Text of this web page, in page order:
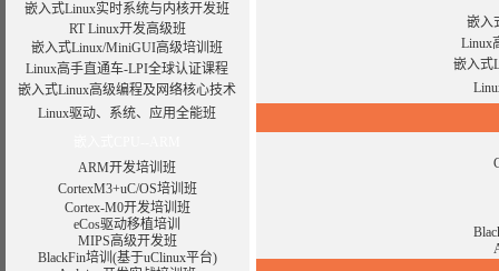
嵌入式Linux实时系统与内核开发班
RT Linux开发高级班
嵌入式Linux/MiniGUI高级培训班
Linux高手直通车-LPI全球认证课程
嵌入式Linux高级编程及网络核心技术
Linux驱动、系统、应用全能班
ARM开发培训班
CortexM3+uC/OS培训班
Cortex-M0开发培训班
eCos驱动移植培训
MIPS高级开发班
BlackFin培训(基于uClinux平台)
嵌入
Linux
嵌入式